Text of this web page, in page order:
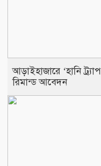
আড়াইহাজারে ‘হানি
রিমান্ড আবেদন